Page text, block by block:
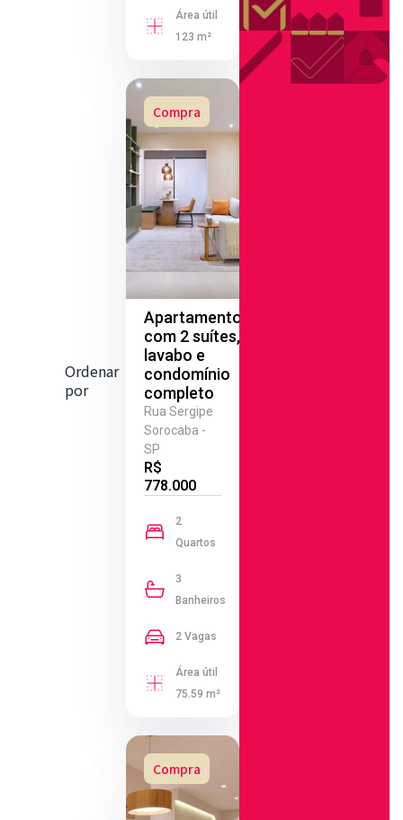
Ordenar
por
Área útil
123 m²
Compra
Apartamento
com 2 suítes,
lavabo e
condomínio
completo
Rua Sergipe
Sorocaba -
SP
R$
778.000
2
Quartos
3
Banheiros
2 Vagas
Área útil
75.59 m²
Compra